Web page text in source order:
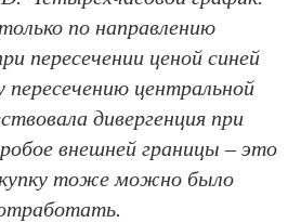
по направлению
пересечении ценой синей
пересечению центральной
дивергенция при
внешней границы – это
тоже можно было